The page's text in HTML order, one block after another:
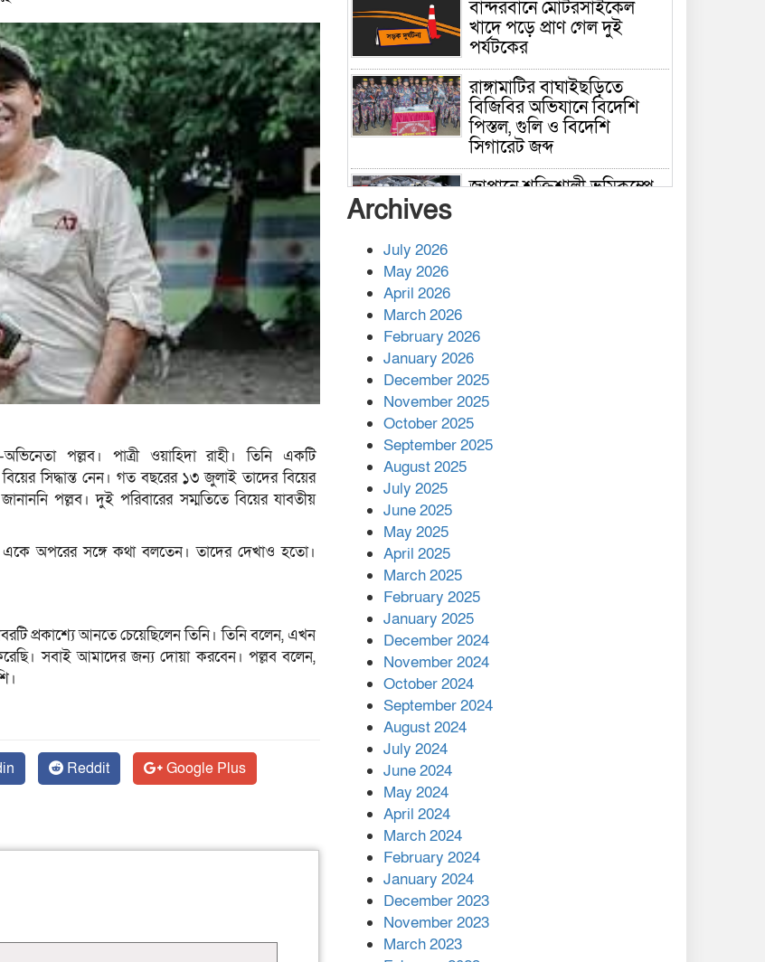
পল্লব। পাত্রী ওয়াহিদা রাহী। তিনি একটি
বিয়ের সিদ্ধান্ত নেন। গত বছরের ১৩ জুলাই তাদের বিয়ের
পল্লব। দুই পরিবারের সম্মতিতে বিয়ের যাবতীয়
অপরের সঙ্গে কথা বলতেন। তাদের দেখাও হতো।
প্রকাশ্যে আনতে চেয়েছিলেন তিনি। তিনি বলেন, এখন
সবাই আমাদের জন্য দোয়া করবেন। পল্লব বলেন,
Reddit
Google Plus
বান্দরবানে মোটরসাইকেল
খাদে পড়ে প্রাণ গেল দুই
পর্যটকের
রাঙ্গামাটির বাঘাইছড়িতে
বিজিবির অভিযানে বিদেশি
পিস্তল, গুলি ও বিদেশি
সিগারেট জব্দ
জাপানে শক্তিশালী ভূমিকম্পে
কাপ্তাই প্রেস ক্লাবের সভাপতি
মাহফুজ, সম্পাদক রিপন মারমা
নির্বাচিত
মালয়েশিয়ার প্রধানমন্ত্রীকে চিঠি
দেয়ার পর ফোন তারেক
রহমানের,গ্যাস সঙ্কট
মোকাবিলায় সহায়তার আশ্বাস
এক বিলিয়ন ডলার বিনিয়োগ
হবে আনোয়ারায়
বান্দরবানে বন্যায় ক্ষতিগ্রস্তদের
মাঝে সহায়তা দিলেন সাচিং প্রু
জেরী
Archives
July 2026
May 2026
April 2026
March 2026
February 2026
January 2026
December 2025
November 2025
October 2025
September 2025
August 2025
July 2025
June 2025
May 2025
April 2025
March 2025
February 2025
January 2025
December 2024
November 2024
October 2024
September 2024
August 2024
July 2024
June 2024
May 2024
April 2024
March 2024
February 2024
January 2024
December 2023
November 2023
March 2023